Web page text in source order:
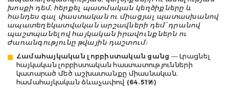
խոսքի դեմ, հերքել պատմական կեղծիքները և
հանդես գալ փաստական ու միացյալ պատասխանով
ապատեղեկատվական արշավների դեմ՝ դրանով
պաշտպանելով հայկական իրավունքներն ու
ժառանգությունը թվային դաշտում:
Համահայկական լոբբիստական ցանց — Լրացնել
հայկական լոբբիստական հաստատությունների
կատարած մեծ աշխատանքը միասնական,
համահայկական ձևաչափով (64.51%)